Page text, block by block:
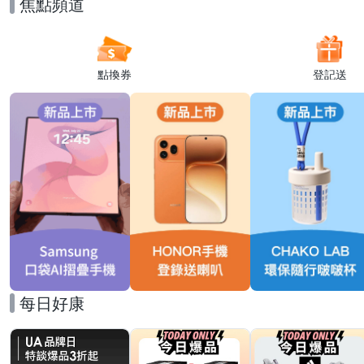
點換券 登記送
每日好康